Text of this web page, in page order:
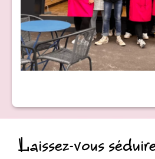
Laissez-vous